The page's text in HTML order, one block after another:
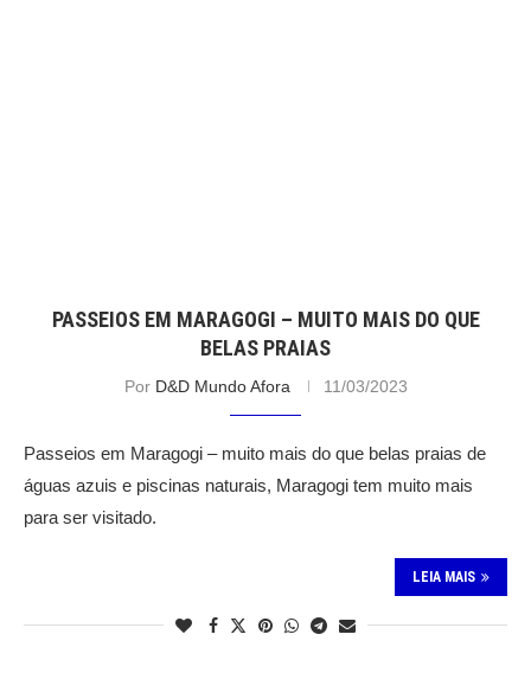
PASSEIOS EM MARAGOGI – MUITO MAIS DO QUE
BELAS PRAIAS
Por D&D Mundo Afora 11/03/2023
Passeios em Maragogi – muito mais do que belas praias de
águas azuis e piscinas naturais, Maragogi tem muito mais
para ser visitado.
LEIA MAIS